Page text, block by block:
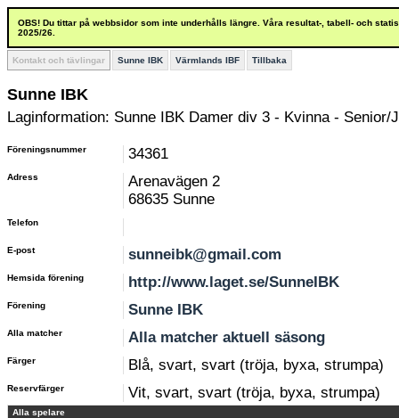
OBS! Du tittar på webbsidor som inte underhålls längre. Våra resultat-, tabell- och
2025/26.
Kontakt och tävlingar Sunne IBK Värmlands IBF Tillbaka
Sunne IBK
Laginformation: Sunne IBK Damer div 3 - Kvinna - Senior/
Föreningsnummer 34361
Adress
Arenavägen 2
68635 Sunne
Telefon
E-post sunneibk@gmail.com
Hemsida förening http://www.laget.se/SunneIBK
Förening Sunne IBK
Alla matcher Alla matcher aktuell säsong
Färger Blå, svart, svart (tröja, byxa, strumpa)
Reservfärger Vit, svart, svart (tröja, byxa, strumpa)
Alla spelare